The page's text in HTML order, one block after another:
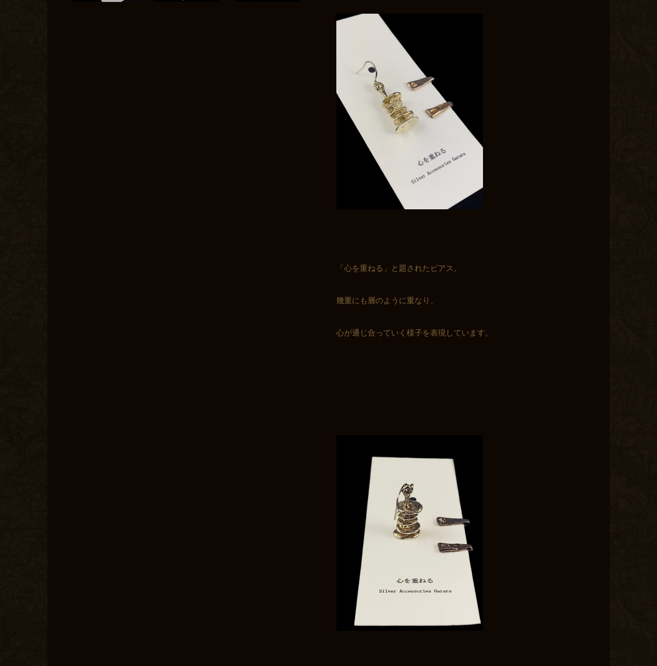
カートへ進む
「心を重ねる」と題されたピアス。
幾重にも層のように重なり、
心が通じ合っていく様子を表現しています。